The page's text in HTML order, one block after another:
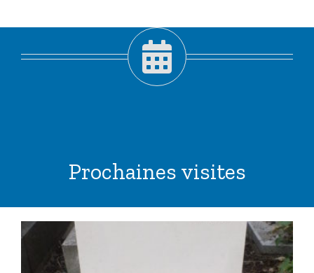
Prochaines visites